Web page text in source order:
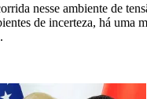
nesse ambiente de
de incerteza, há uma